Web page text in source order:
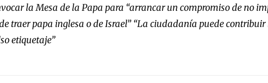
la Mesa de la Papa para “arrancar un compromiso de no
traer papa inglesa o de Israel” “La ciudadanía puede
etiquetaje”